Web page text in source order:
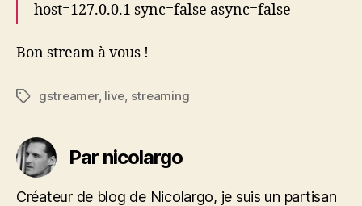
host=127.0.0.1 sync=false async=false
Bon stream à vous !
Étiquettes
gstreamer, live streaming
Par nicolargo
Créateur de blog de Nicolargo, je suis un partisan